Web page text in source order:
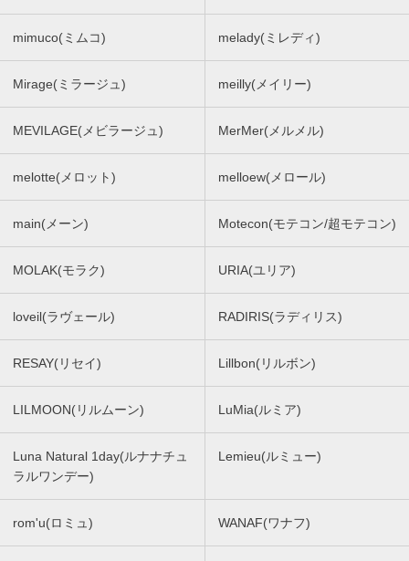
mimuco(ミムコ) melady(ミレディ)
Mirage(ミラージュ) meilly(メイリー)
MEVILAGE(メビラージュ) MerMer(メルメル)
melotte(メロット) melloew(メロール)
main(メーン) Motecon(モテコン/超モテコン)
MOLAK(モラク) URIA(ユリア)
loveil(ラヴェール) RADIRIS(ラディリス)
RESAY(リセイ) Lillbon(リルボン)
LILMOON(リルムーン) LuMia(ルミア)
Luna Natural 1day(ルナナチュ
ラルワンデー)
Lemieu(ルミュー)
rom'u(ロミュ) WANAF(ワナフ)